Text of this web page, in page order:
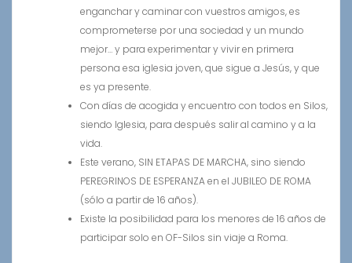
enganchar y caminar con vuestros amigos, es
comprometerse por una sociedad y un mundo
mejor… y para experimentar y vivir en primera
persona esa iglesia joven, que sigue a Jesús, y que
es ya presente.
Con días de acogida y encuentro con todos en Silos,
siendo Iglesia, para después salir al camino y a la
vida.
Este verano, SIN ETAPAS DE MARCHA, sino siendo
PEREGRINOS DE ESPERANZA en el JUBILEO DE ROMA
(sólo a partir de 16 años).
Existe la posibilidad para los menores de 16 años de
participar solo en OF-Silos sin viaje a Roma.